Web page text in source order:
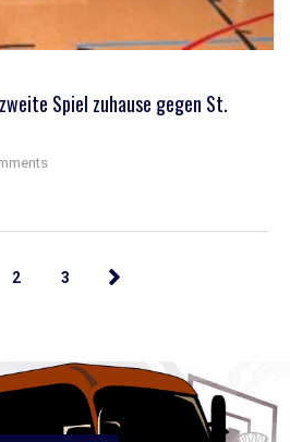
Spiel zuhause gegen St.
2 3